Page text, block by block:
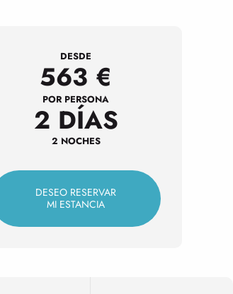
DESDE
563 €
POR PERSONA
2 DÍAS
2 NOCHES
DESEO RESERVAR
MI ESTANCIA